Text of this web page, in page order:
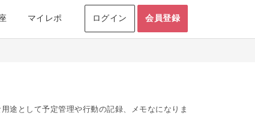
マイレポ ログイン 会員登録
途として予定管理や行動の記録、メモなになりま